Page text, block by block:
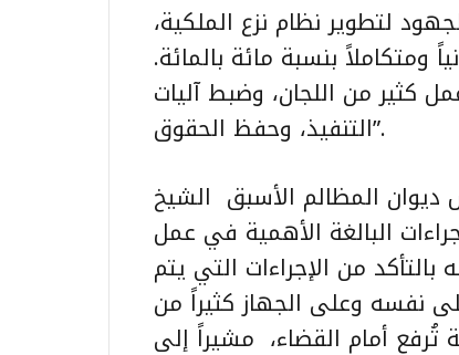
لتطوير نظام نزع الملكية،
ومتكاملاً بنسبة مائة بالمائة.
كثير من اللجان، وضبط آليات
التنفيذ، وحفظ الحقوق”.
المظالم الأسبق الشيخ
البالغة الأهمية في عمل
من الإجراءات التي يتم
نفسه وعلى الجهاز كثيراً من
أمام القضاء، مشيراً إلى